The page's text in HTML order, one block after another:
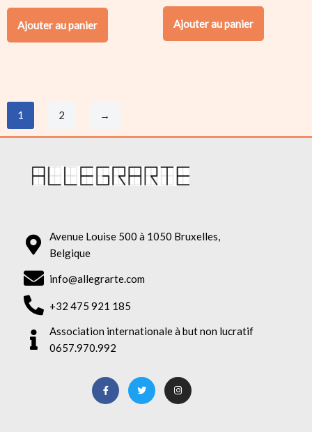
Ajouter au panier Ajouter au panier
1 2 →
Avenue Louise 500 à 1050 Bruxelles,
Belgique
info@allegrarte.com
+32 475 921 185
Association internationale à but non lucratif
0657.970.992